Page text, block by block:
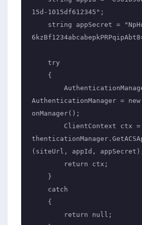
15d-1015df612345";
AuthenticationManager =
onManager();
(siteUrl, appId,